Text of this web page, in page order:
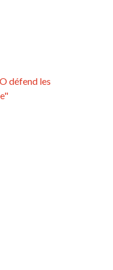
défend les